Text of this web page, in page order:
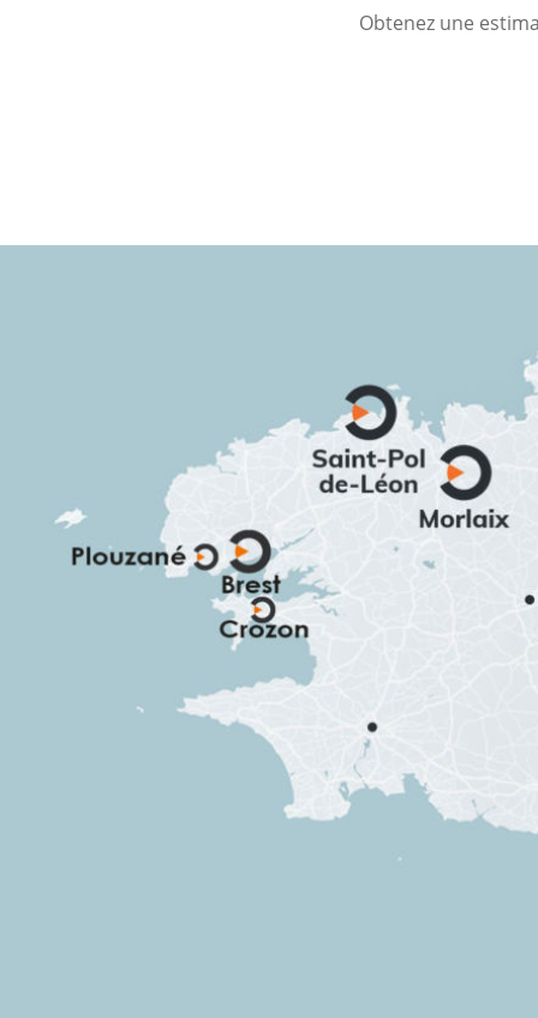
Obtenez une